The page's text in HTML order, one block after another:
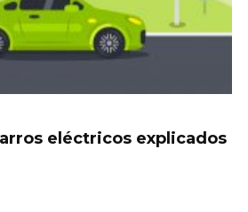
eléctricos explicados